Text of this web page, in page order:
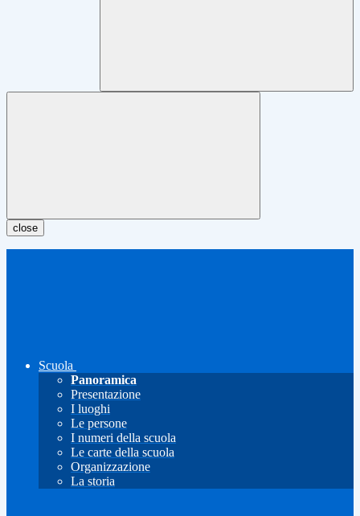
close
Scuola
Panoramica
Presentazione
I luoghi
Le persone
I numeri della scuola
Le carte della scuola
Organizzazione
La storia